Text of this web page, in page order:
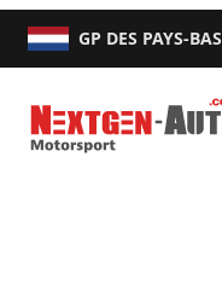
GP DES PAYS-BAS
Nextgen-Auto.com